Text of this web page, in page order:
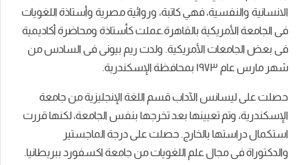
الانسانية والنفسية، فهي كاتبة، وروائية مصرية وأستاذة اللغويات
فى الجامعة الأمريكية بالقاهرة.عملت كأستاذة ومحاضرة أكاديمية
فى بعض الجامعات الأمريكية. ولدت ريم بيونى فى السادس من
شهر مارس عام ١٩٧٣ بمحافظة الإسكندرية.
حصلت على ليسانس الآداب قسم اللغة الإنجليزية من جامعة
الإسكندرية، وتم تعيينها بعد تخرجها بنفس الجامعة، لكنها قررت
استكمال دراستها بالخارج. حصلت على درجة الماجستير
والدكتوراة فى مجال علم اللغويات من جامعة اكسفورد ببريطانيا.